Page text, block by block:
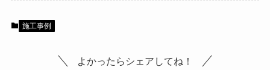
施工事例
よかったらシェアしてね！